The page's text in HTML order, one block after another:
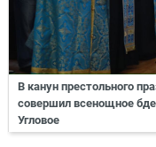
В канун престольного
совершил всенощное
Угловое